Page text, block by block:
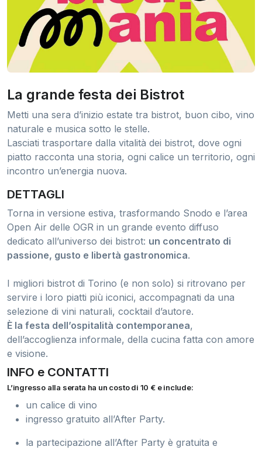
La grande festa dei Bistrot
Metti una sera d’inizio estate tra bistrot, buon cibo, vino
naturale e musica sotto le stelle.
Lasciati trasportare dalla vitalità dei bistrot, dove ogni
piatto racconta una storia, ogni calice un territorio, ogni
incontro un’energia nuova.
DETTAGLI
Torna in versione estiva, trasformando Snodo e l’area
Open Air delle OGR in un grande evento diffuso
dedicato all’universo dei bistrot: un concentrato di
passione, gusto e libertà gastronomica.
I migliori bistrot di Torino (e non solo) si ritrovano per
servire i loro piatti più iconici, accompagnati da una
selezione di vini naturali, cocktail d’autore.
È la festa dell’ospitalità contemporanea,
dell’accoglienza informale, della cucina fatta con amore
e visione.
INFO e CONTATTI
L’ingresso alla serata ha un costo di 10 € e include:
un calice di vino
ingresso gratuito all’After Party.
la partecipazione all’After Party è gratuita e